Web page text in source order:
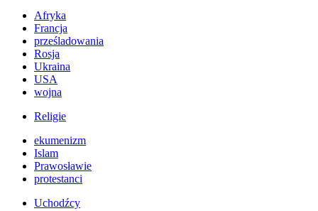
Afryka
Francja
prześladowania
Rosja
Ukraina
USA
wojna
Religie
ekumenizm
Islam
Prawosławie
protestanci
Uchodźcy